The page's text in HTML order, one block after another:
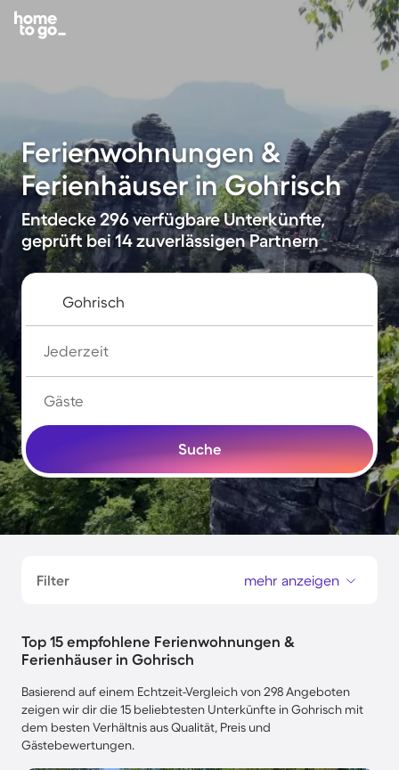
Ferienwohnungen &
Ferienhäuser in Gohrisch
Entdecke 296 verfügbare Unterkünfte,
geprüft bei 14 zuverlässigen Partnern
Jederzeit
Gäste
Suche
Filter mehr anzeigen
Top 15 empfohlene Ferienwohnungen &
Ferienhäuser in Gohrisch
Basierend auf einem Echtzeit-Vergleich von 298 Angeboten
zeigen wir dir die 15 beliebtesten Unterkünfte in Gohrisch mit
dem besten Verhältnis aus Qualität, Preis und
Gästebewertungen.